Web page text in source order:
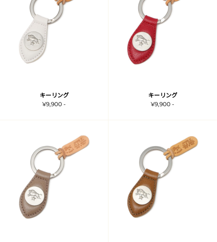
キーリング
¥9,900 -
キーリング
¥9,900 -